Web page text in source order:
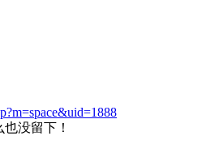
没留下！